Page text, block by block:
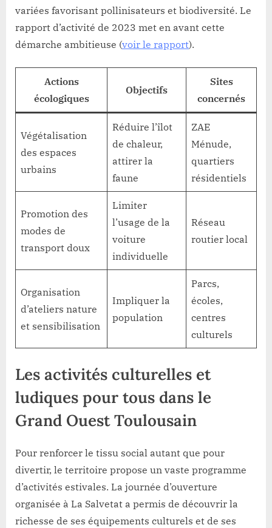
variées favorisant pollinisateurs et biodiversité. Le
rapport d’activité de 2023 met en avant cette
démarche ambitieuse (voir le rapport).
Actions
écologiques
Objectifs
Sites
concernés
Végétalisation
des espaces
urbains
Réduire l’îlot
de chaleur,
attirer la
faune
ZAE
Ménude,
quartiers
résidentiels
Promotion des
modes de
transport doux
Limiter
l’usage de la
voiture
individuelle
Réseau
routier local
Organisation
d’ateliers nature
et sensibilisation
Impliquer la
population
Parcs,
écoles,
centres
culturels
Les activités culturelles et
ludiques pour tous dans le
Grand Ouest Toulousain
Pour renforcer le tissu social autant que pour
divertir, le territoire propose un vaste programme
d’activités estivales. La journée d’ouverture
organisée à La Salvetat a permis de découvrir la
richesse de ses équipements culturels et de ses